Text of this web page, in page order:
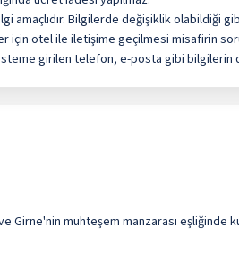
Bilgilerde değişiklik olabildiği
için otel ile iletişime geçilmesi misafirin
girilen telefon, e-posta gibi bilgilerin
muhteşem manzarası eşliğinde